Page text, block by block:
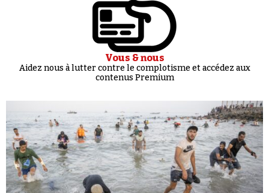
Vous & nous
Aidez nous à lutter contre le complotisme et accédez aux
contenus Premium